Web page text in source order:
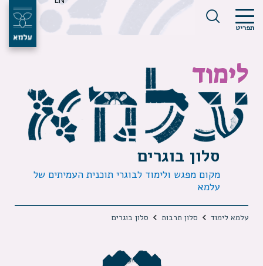
תפריט
לימוד
סלון בוגרים
מקום מפגש ולימוד לבוגרי תוכנית העמיתים של
עלמא
עלמא לימוד סלון תרבות סלון בוגרים